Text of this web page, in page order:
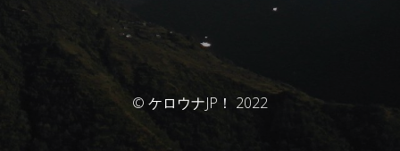
© ケロウナJP！ 2022